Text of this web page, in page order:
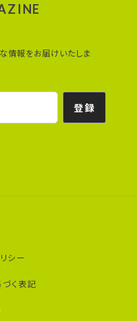
情報をお届けいたしま
登録
シー
く表記